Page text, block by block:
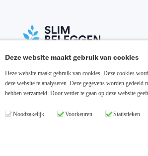
Deze website maakt gebruik van cookies
Deze website maakt gebruik van cookies. Deze cookies
deze website te analyseren. Deze gegevens worden gedeeld
hebben verzameld. Door verder te gaan op deze website
Noodzakelijk Voorkeuren Statistieken